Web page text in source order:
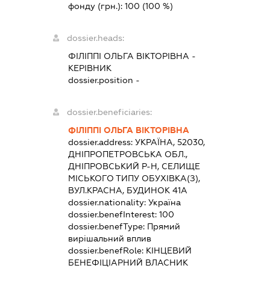
фонду (грн.):100 (100 %)
dossier.heads:
ФІЛІППІ ОЛЬГА ВІКТОРІВНА -
КЕРІВНИК
dossier.position -
dossier.beneficiaries:
ФІЛІППІ ОЛЬГА ВІКТОРІВНА
dossier.address:УКРАЇНА, 52030,
ДНІПРОПЕТРОВСЬКА ОБЛ.,
ДНІПРОВСЬКИЙ Р-Н, СЕЛИЩЕ
МІСЬКОГО ТИПУ ОБУХІВКА(З),
ВУЛ.КРАСНА, БУДИНОК 41А
dossier.nationality:Україна
dossier.benefInterest:100
dossier.benefType: Прямий
вирішальний вплив
dossier.benefRole: КІНЦЕВИЙ
БЕНЕФІЦІАРНИЙ ВЛАСНИК